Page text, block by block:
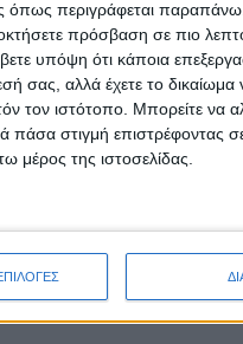
περιγράφεται παραπάνω.
πρόσβαση σε πιο
υπόψη ότι κάποια
σας, αλλά έχετε το
τον ιστότοπο. Μπορείτε να
στιγμή επιστρέφοντας
μέρος της ιστοσελίδας.
αγροτικές
Γεώργιος» επιθυμεί να
αγρότες (γεωργοί,
η Ελλάδα είναι μια ενιαία
του Κτηνοτροφικού
λεπτά να στείλει
α ευρωβουλευτής ως
AgroBus